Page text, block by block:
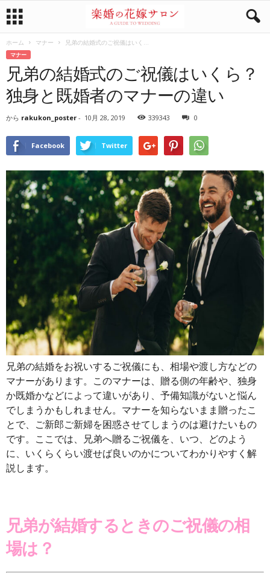
ホーム マナー 兄弟の結婚式のご祝儀はいく...
マナー
兄弟の結婚式のご祝儀はいくら？
独身と既婚者のマナーの違い
から rakukon_poster - 10月 28, 2019 339343 0
Facebook Twitter
兄弟の結婚をお祝いするご祝儀にも、相場や渡し方などの
マナーがあります。このマナーは、贈る側の年齢や、独身
か既婚かなどによって違いがあり、予備知識がないと悩ん
でしまうかもしれません。マナーを知らないまま贈ったこ
とで、ご新郎ご新婦を困惑させてしまうのは避けたいもの
です。ここでは、兄弟へ贈るご祝儀を、いつ、どのよう
に、いくらくらい渡せば良いのかについてわかりやすく解
説します。
兄弟が結婚するときのご祝儀の相
場は？